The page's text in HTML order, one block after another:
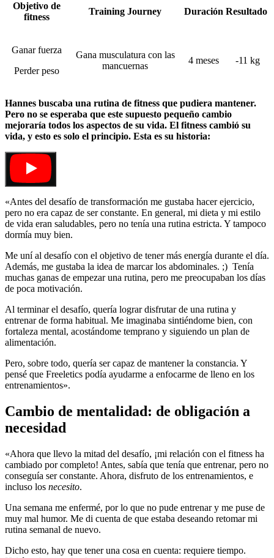
Objetivo de
fitness
Training Journey Duración Resultado
Ganar fuerza
Perder peso
Gana musculatura con las
mancuernas
4 meses -11 kg
Hannes buscaba una rutina de fitness que pudiera mantener.
Pero no se esperaba que este supuesto pequeño cambio
mejoraría todos los aspectos de su vida. El fitness cambió su
vida, y esto es solo el principio. Esta es su historia:
«Antes del desafío de transformación me gustaba hacer ejercicio,
pero no era capaz de ser constante. En general, mi dieta y mi estilo
de vida eran saludables, pero no tenía una rutina estricta. Y tampoco
dormía muy bien.
Me uní al desafío con el objetivo de tener más energía durante el día.
Además, me gustaba la idea de marcar los abdominales. ;) Tenía
muchas ganas de empezar una rutina, pero me preocupaban los días
de poca motivación.
Al terminar el desafío, quería lograr disfrutar de una rutina y
entrenar de forma habitual. Me imaginaba sintiéndome bien, con
fortaleza mental, acostándome temprano y siguiendo un plan de
alimentación.
Pero, sobre todo, quería ser capaz de mantener la constancia. Y
pensé que Freeletics podía ayudarme a enfocarme de lleno en los
entrenamientos».
Cambio de mentalidad: de obligación a
necesidad
«Ahora que llevo la mitad del desafío, ¡mi relación con el fitness ha
cambiado por completo! Antes, sabía que tenía que entrenar, pero no
conseguía ser constante. Ahora, disfruto de los entrenamientos, e
incluso los necesito.
Una semana me enfermé, por lo que no pude entrenar y me puse de
muy mal humor. Me di cuenta de que estaba deseando retomar mi
rutina semanal de nuevo.
Dicho esto, hay que tener una cosa en cuenta: requiere tiempo.